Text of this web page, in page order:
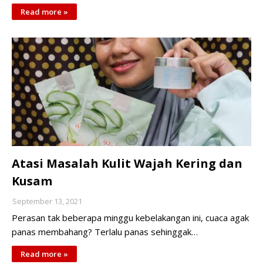
Read more »
Atasi Masalah Kulit Wajah Kering dan
Kusam
September 13, 2021
Perasan tak beberapa minggu kebelakangan ini, cuaca agak
panas membahang? Terlalu panas sehinggak…
Read more »